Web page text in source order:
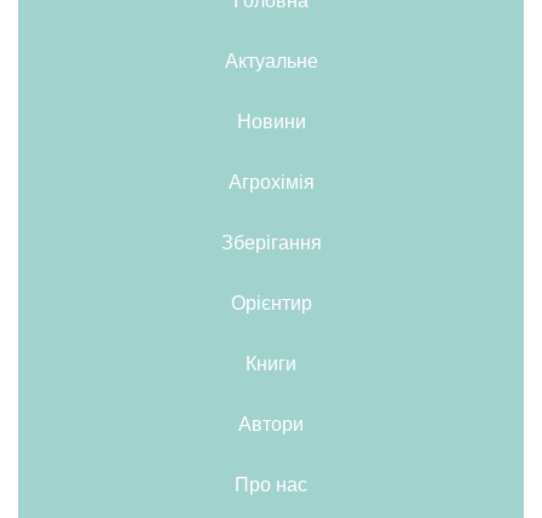
Актуальне
Новини
Агрохімія
Зберігання
Орієнтир
Книги
Автори
Про нас